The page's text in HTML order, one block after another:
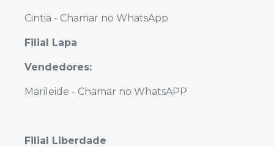
Cintia - Chamar no WhatsApp
Filial Lapa
Vendedores:
Marileide - Chamar no WhatsAPP
Filial Liberdade